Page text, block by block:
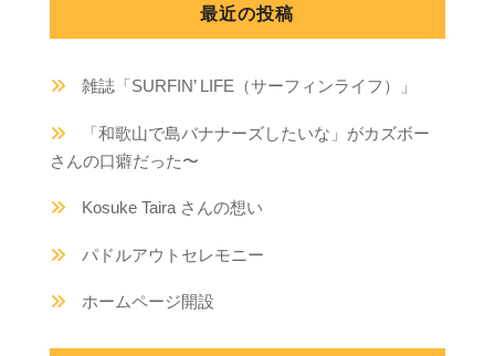
最近の投稿
雑誌「SURFIN’ LIFE（サーフィンライフ）」
「和歌山で島バナナーズしたいな」がカズボー
さんの口癖だった〜
Kosuke Taira さんの想い
パドルアウトセレモニー
ホームページ開設